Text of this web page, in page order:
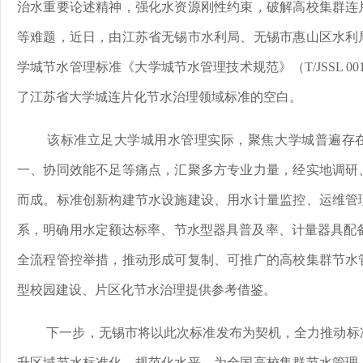
治水重要论述精神，强化水资源刚性约束，破解高校集群
等难题，近日，由江苏省无锡市水利局、无锡市惠山区水
学城节水管理标准《大学城节水管理技术规范》（T/JSSL
了江苏省大学城连片化节水治理领域标准的空白。
该标准立足大学城用水管理实际，聚焦大学城普遍存
一、协同效能不足等痛点，汇聚多方专业力量，经实地调
而成。标准创新构建节水设施建设、用水计量监控、运维
系，明确用水定额达标率、节水型器具普及率、计量器具配
全流程管控举措，推动形成可复制、可推广的高校集群节
型校园建设、片区化节水治理提供参考借鉴。
下一步，无锡市将以此次标准发布为契机，全力推动